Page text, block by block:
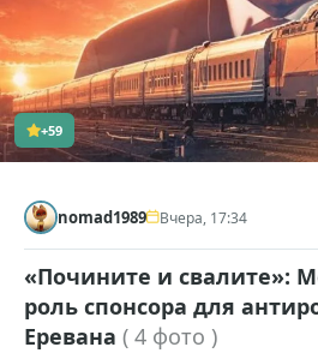
+59
nomad1989 Вчера, 17:34
«Почините и свалите»:
роль спонсора для
Еревана ( 4 фото )